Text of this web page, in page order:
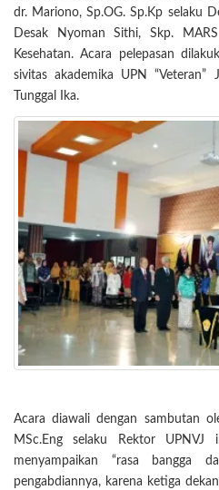
dr. Mariono, Sp.OG. Sp.Kp selaku
Desak Nyoman Sithi, Skp.
Kesehatan. Acara pelepasan
sivitas akademika UPN
Tunggal Ika.
Acara diawali dengan sambutan
MSc.Eng selaku Rektor
menyampaikan “rasa bangga
pengabdiannya, karena ketiga